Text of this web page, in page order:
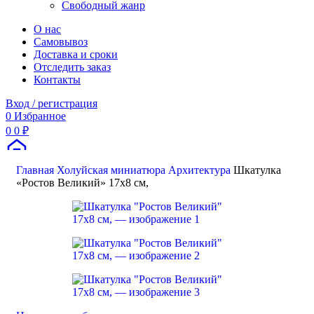
Свободный жанр
О нас
Самовывоз
Доставка и сроки
Отследить заказ
Контакты
Вход / регистрация
0 Избранное
0 0 ₽
Поиск
Главная Холуйская миниатюра Архитектура Шкатулка
«Ростов Великий» 17х8 см,